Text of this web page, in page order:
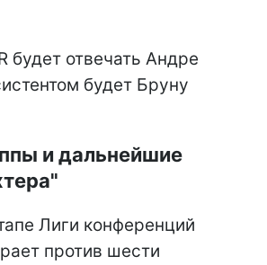
будет отвечать Андре
будет Бруну
и дальнейшие
Лиги конференций
против шести